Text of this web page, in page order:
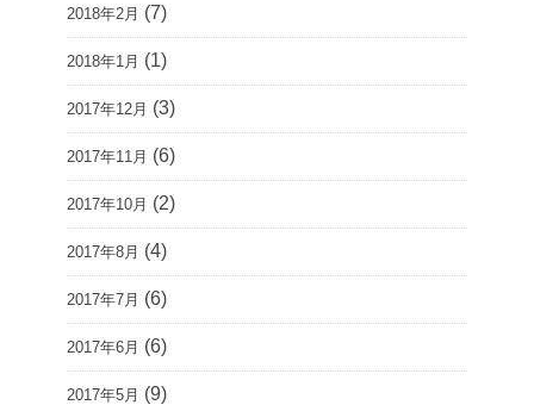
2018年2月 (7)
2018年1月 (1)
2017年12月 (3)
2017年11月 (6)
2017年10月 (2)
2017年8月 (4)
2017年7月 (6)
2017年6月 (6)
2017年5月 (9)